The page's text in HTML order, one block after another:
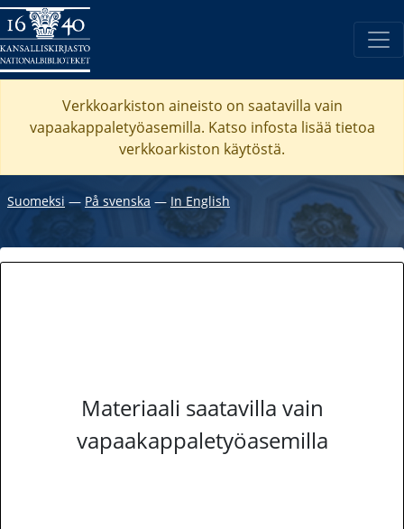
Verkkoarkiston aineisto on saatavilla vain
vapaakappaletyöasemilla. Katso infosta lisää tietoa
verkkoarkiston käytöstä.
Suomeksi ― På svenska ― In English
Materiaali saatavilla vain
vapaakappaletyöasemilla